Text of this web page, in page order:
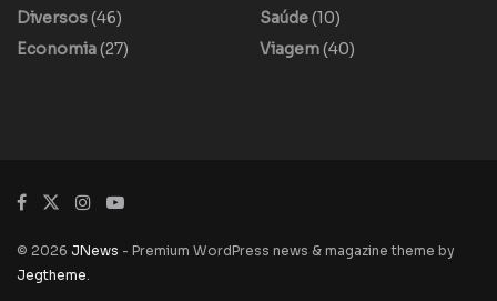
Diversos(46)
Economia(27)
Saúde(10)
Viagem(40)
© 2026 JNews - Premium WordPress news & magazine theme by
Jegtheme.